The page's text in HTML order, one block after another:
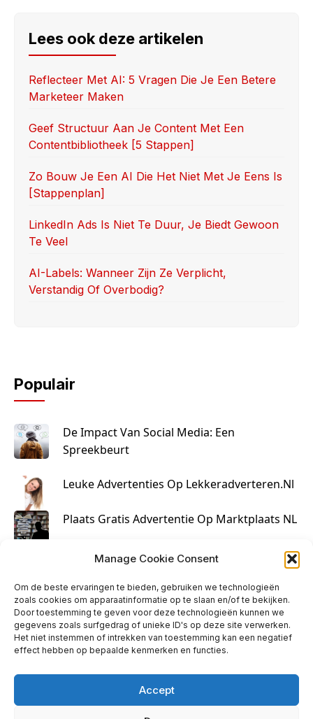
Manage Cookie Consent
Om de beste ervaringen te bieden, gebruiken we technologieën
zoals cookies om apparaatinformatie op te slaan en/of te bekijken.
Door toestemming te geven voor deze technologieën kunnen we
gegevens zoals surfgedrag of unieke ID's op deze site verwerken.
Het niet instemmen of intrekken van toestemming kan een negatief
effect hebben op bepaalde kenmerken en functies.
Accept
e
b
o
o
k
o
d
o
n
e
Lees ook deze artikelen
Reflecteer Met AI: 5 Vragen Die Je Een Betere
Marketeer Maken
Geef Structuur Aan Je Content Met Een
Contentbibliotheek [5 Stappen]
Zo Bouw Je Een AI Die Het Niet Met Je Eens Is
[stappenplan]
LinkedIn Ads Is Niet Te Duur, Je Biedt Gewoon
Te Veel
AI-Labels: Wanneer Zijn Ze Verplicht,
Verstandig Of Overbodig?
Populair
De Impact Van Social Media: Een
Spreekbeurt
Leuke Advertenties Op Lekkeradverteren.nl
Plaats Gratis Advertentie Op Marktplaats NL
Kruisbestuiving Voor Succesvolle Marketing